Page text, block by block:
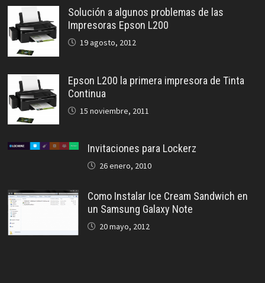
Solución a algunos problemas de las
Impresoras Epson L200
19 agosto, 2012
Epson L200 la primera impresora de Tinta
Continua
15 noviembre, 2011
Invitaciones para Lockerz
26 enero, 2010
Como Instalar Ice Cream Sandwich en
un Samsung Galaxy Note
20 mayo, 2012